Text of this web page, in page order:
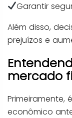
Garantir
Além disso,
prejuízos e
mercado
Primeiramente,
econômico